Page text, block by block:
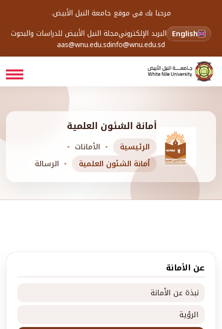
مرحبا بك في موقع جامعة النيل الأبيض.
English البريد الإلكترونيمجلة النيل الأبيض للدراسات والبحوث
info@wnu.edu.sd
aas@wnu.edu.sd
أمانة الشئون العلمية
الرئيسية
الأمانات
أمانة الشئون العلمية
الرسالة
عن الأمانة
نبذة عن الأمانة
الرؤية